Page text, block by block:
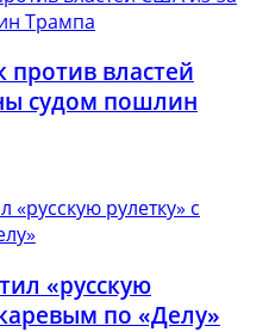
против властей
судом пошлин
«русскую
по «Делу»